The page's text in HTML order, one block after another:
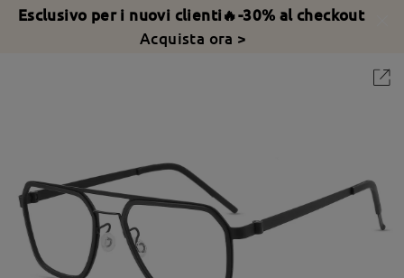
Esclusivo per i nuovi clienti🔥-30% al checkout
Acquista ora >